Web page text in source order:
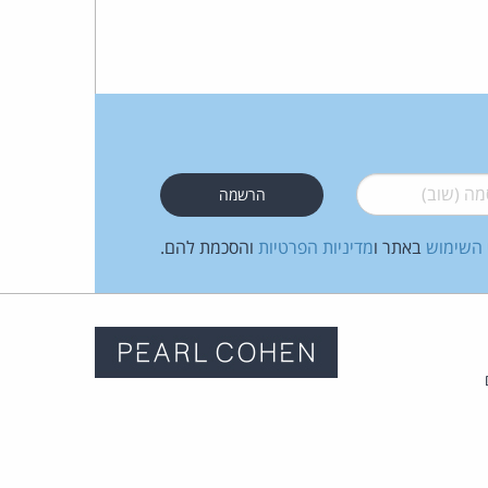
(שוב)*
השימוש באתר ומדיניות הפרטיות והסכמת להם.